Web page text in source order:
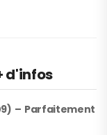
d'infos
– Parfaitement